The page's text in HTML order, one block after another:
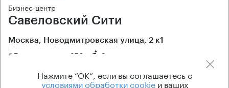
Бизнес-центр
Савеловский Сити
Москва, Новодмитровская улица, 2 к1
Дмитровская → 870 м 9 мин
2.84 км → Широкий проезд
Нажмите “ОК”, если вы соглашаетесь с
условиями обработки cookieи ваших